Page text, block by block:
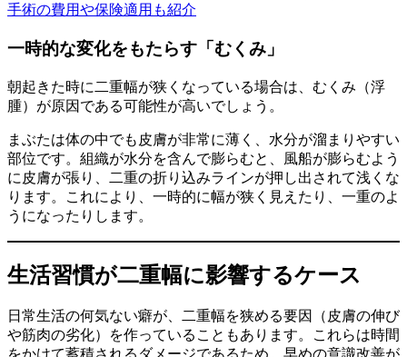
手術の費用や保険適用も紹介
一時的な変化をもたらす「むくみ」
朝起きた時に二重幅が狭くなっている場合は、むくみ（浮
腫）が原因である可能性が高いでしょう。
まぶたは体の中でも皮膚が非常に薄く、水分が溜まりやすい
部位です。組織が水分を含んで膨らむと、風船が膨らむよう
に皮膚が張り、二重の折り込みラインが押し出されて浅くな
ります。これにより、一時的に幅が狭く見えたり、一重のよ
うになったりします。
生活習慣が二重幅に影響するケース
日常生活の何気ない癖が、二重幅を狭める要因（皮膚の伸び
や筋肉の劣化）を作っていることもあります。これらは時間